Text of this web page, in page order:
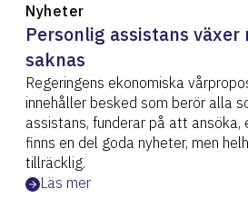
Nyheter
Personlig assistans
saknas
Regeringens ekonomiska
innehåller besked som berör alla
assistans, funderar på att ansöka,
finns en del goda nyheter, men
tillräcklig.
Läs mer